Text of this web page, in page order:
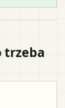
trzeba